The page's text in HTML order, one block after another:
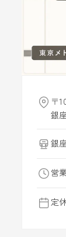
〒
銀
銀
営
定